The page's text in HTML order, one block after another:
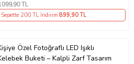
,90 TL
Sepette 200 TL İndirim 899,90 TL
Özel Fotoğraflı LED Işıklı
Buketi – Kalpli Zarf Tasarım